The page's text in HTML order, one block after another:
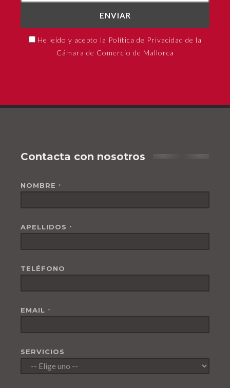
ENVIAR
He leído y acepto la Política de Privacidad de la
Cámara de Comercio de Mallorca
Contacta con nosotros
NOMBRE *
APELLIDOS *
TELÉFONO
EMAIL *
SERVICIOS